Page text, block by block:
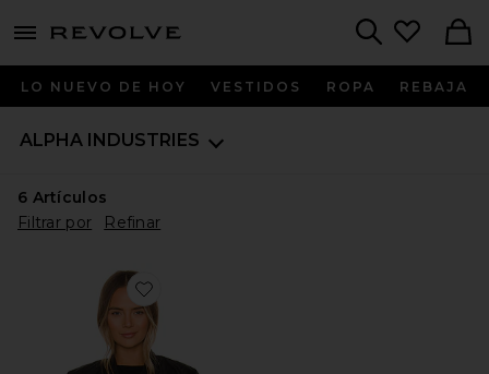
menu - shows more content
LO NUEVO DE HOY VESTIDOS ROPA REBAJA
ALPHA INDUSTRIES
6 Artículos
Filtrar por
Refinar
Favorite CAZADORA MA-1 W